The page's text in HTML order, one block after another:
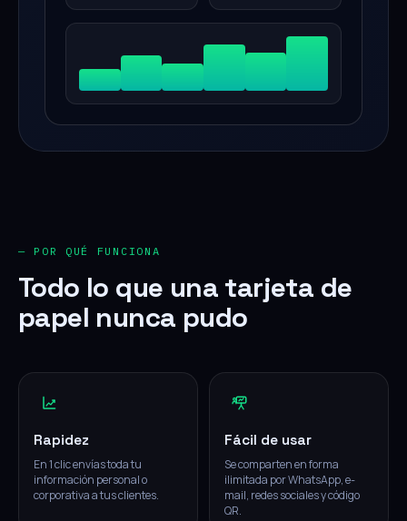
— POR QUÉ FUNCIONA
Todo lo que una tarjeta de
papel nunca pudo
Rapidez
En 1 clic envías toda tu
información personal o
corporativa a tus clientes.
Fácil de usar
Se comparten en forma
ilimitada por WhatsApp, e-
mail, redes sociales y código
QR.